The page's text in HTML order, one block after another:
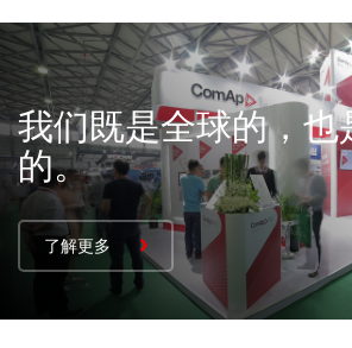
我们既是全球的，也
的。
了解更多